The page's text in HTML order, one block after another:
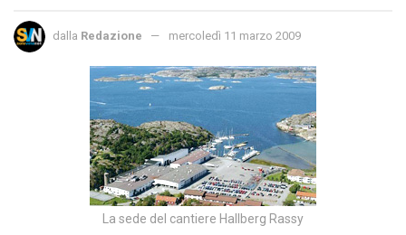
dalla Redazione mercoledì 11 marzo 2009
La sede del cantiere Hallberg Rassy